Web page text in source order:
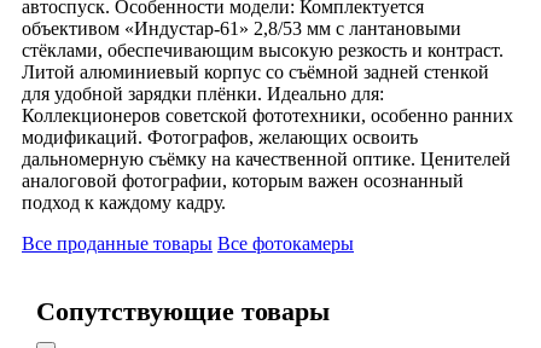
автоспуск. Особенности модели: Комплектуется
объективом «Индустар-61» 2,8/53 мм с лантановыми
стёклами, обеспечивающим высокую резкость и контраст.
Литой алюминиевый корпус со съёмной задней стенкой
для удобной зарядки плёнки. Идеально для:
Коллекционеров советской фототехники, особенно ранних
модификаций. Фотографов, желающих освоить
дальномерную съёмку на качественной оптике. Ценителей
аналоговой фотографии, которым важен осознанный
подход к каждому кадру.
Все проданные товары Все фотокамеры
Сопутствующие товары